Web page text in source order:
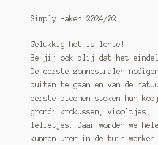
Simply Haken 2024/02
Gelukkig het is lente!
Be jij ook blij dat het
De eerste zonnestralen
buiten te gaan en van de
eerste bloemen steken hun
grond: krokussen, viooltjes,
lelietjes. Daar worden we
kunnen uren in de tuin